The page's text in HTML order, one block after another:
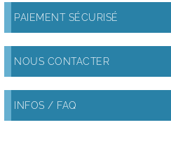
PAIEMENT SÉCURISÉ
NOUS CONTACTER
INFOS / FAQ